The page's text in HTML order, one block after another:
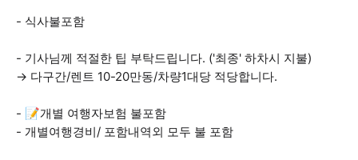
- 식사불포함
- 기사님께 적절한 팁 부탁드립니다. ('최종' 하차시 지불)
→ 다구간/렌트 10-20만동/차량1대당 적당합니다.
- 📝개별 여행자보험 불포함
- 개별여행경비/ 포함내역외 모두 불 포함